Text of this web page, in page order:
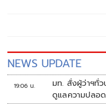
NEWS UPDATE
19:06 น.
มท. สั่งผู้ว่าฯทั่ว
ดูแลความปลอ